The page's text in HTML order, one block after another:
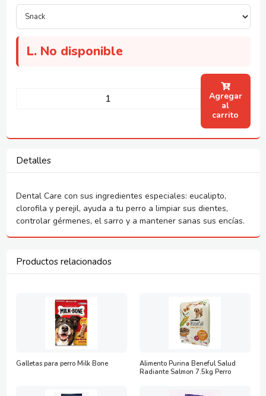
L. No disponible
Agregar
al
carrito
Detalles
Dental Care con sus ingredientes especiales: eucalipto,
clorofila y perejil, ayuda a tu perro a limpiar sus dientes,
controlar gérmenes, el sarro y a mantener sanas sus encías.
Productos relacionados
Galletas para perro Milk Bone
Alimento Purina Beneful Salud
Radiante Salmon 7.5kg Perro